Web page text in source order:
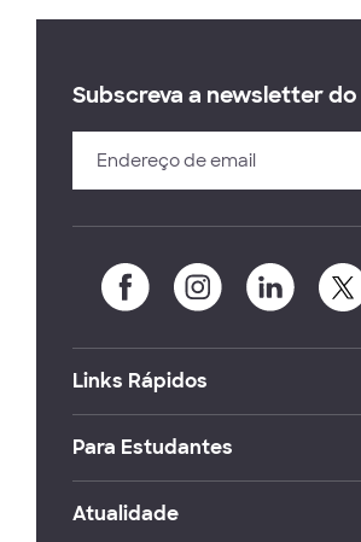
Subscreva a newsletter do
Links Rápidos
Para Estudantes
Atualidade